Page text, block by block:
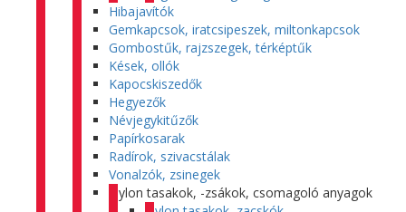
Hibajavítók
Gemkapcsok, iratcsipeszek, miltonkapcsok
Gombostűk, rajzszegek, térképtűk
Kések, ollók
Kapocskiszedők
Hegyezők
Névjegykitűzők
Papírkosarak
Radírok, szivacstálak
Vonalzók, zsinegek
Nylon tasakok, -zsákok, csomagoló anyagok